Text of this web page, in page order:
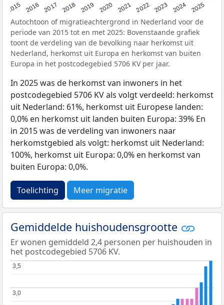
2015 2016 2017 2018 2019 2020 2021 2022 2023 2024 2025
Autochtoon of migratieachtergrond in Nederland voor de
periode van 2015 tot en met 2025: Bovenstaande grafiek
toont de verdeling van de bevolking naar herkomst uit
Nederland, herkomst uit Europa en herkomst van buiten
Europa in het postcodegebied 5706 KV per jaar.
In 2025 was de herkomst van inwoners in het
postcodegebied 5706 KV als volgt verdeeld: herkomst
uit Nederland: 61%, herkomst uit Europese landen:
0,0% en herkomst uit landen buiten Europa: 39% En
in 2015 was de verdeling van inwoners naar
herkomstgebied als volgt: herkomst uit Nederland:
100%, herkomst uit Europa: 0,0% en herkomst van
buiten Europa: 0,0%.
Toelichting Meer migratie
Gemiddelde huishoudensgrootte
Er wonen gemiddeld 2,4 personen per huishouden in
het postcodegebied 5706 KV.
3,0
3,0
3,5
3,5